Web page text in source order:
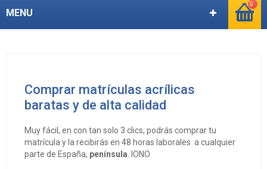
0
MENU
Comprar matrículas acrílicas
baratas y de alta calidad
Muy fácil, en con tan solo 3 clics, podrás comprar tu
matrícula y la recibirás en 48 horas laborales a cualquier
parte de España, península . IONO